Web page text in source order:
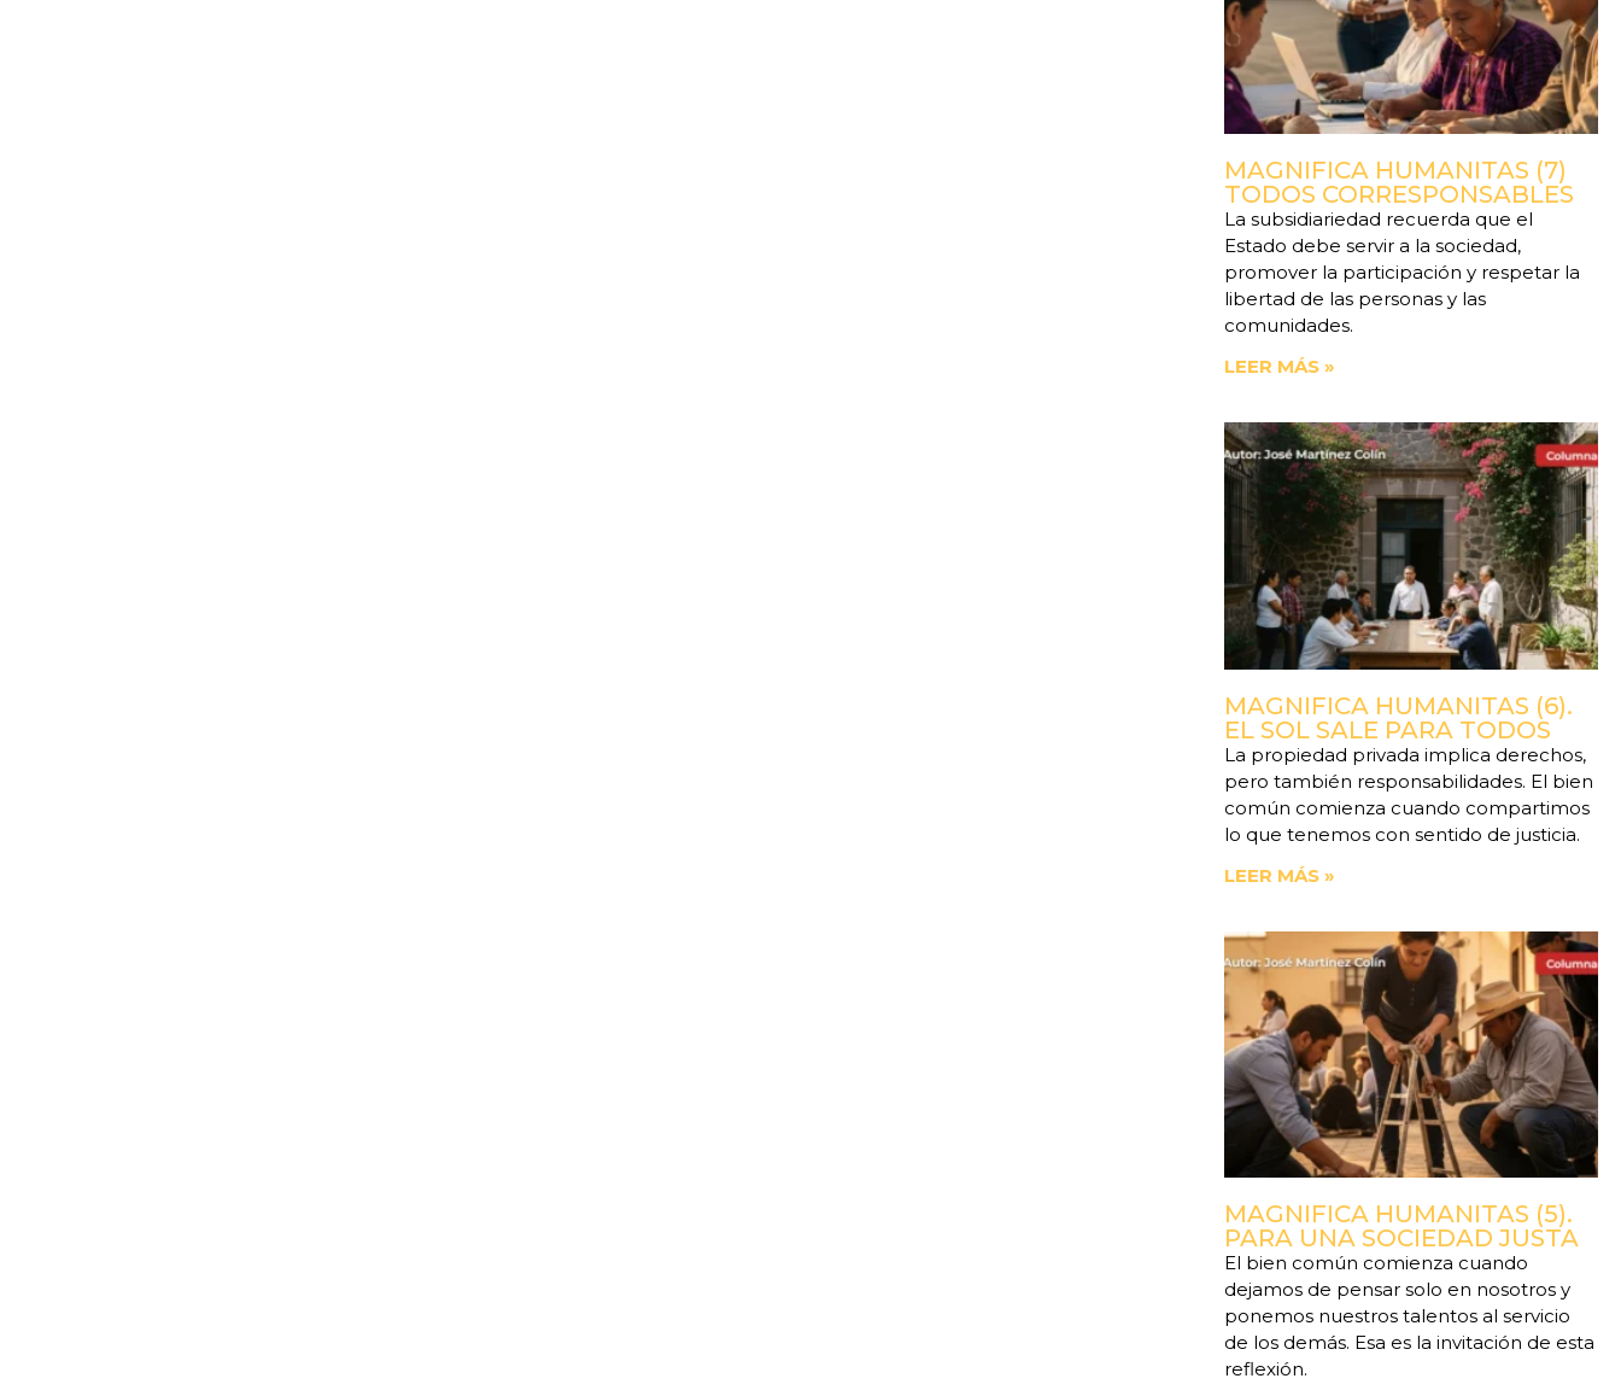
MAGNIFICA HUMANITAS (7)
TODOS CORRESPONSABLES
La subsidiariedad recuerda que el
Estado debe servir a la sociedad,
promover la participación y respetar la
libertad de las personas y las
comunidades.
LEER MÁS »
MAGNIFICA HUMANITAS (6).
EL SOL SALE PARA TODOS
La propiedad privada implica derechos,
pero también responsabilidades. El bien
común comienza cuando compartimos
lo que tenemos con sentido de justicia.
LEER MÁS »
MAGNIFICA HUMANITAS (5).
PARA UNA SOCIEDAD JUSTA
El bien común comienza cuando
dejamos de pensar solo en nosotros y
ponemos nuestros talentos al servicio
de los demás. Esa es la invitación de esta
reflexión.